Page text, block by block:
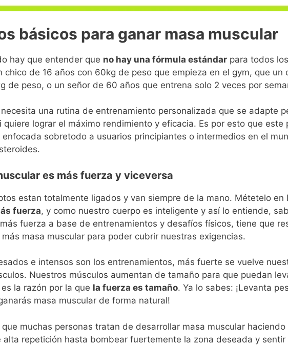
básicos para ganar masa muscular
hay que entender que no hay una fórmula estándar para todos
chico de 16 años con 60kg de peso que empieza en el gym, que un
de peso, o un señor de 60 años que entrena solo 2 veces por
una rutina de entrenamiento personalizada que se adapte
quiere lograr el máximo rendimiento y eficacia. Es por esto que este
sobretodo a usuarios principiantes o intermedios en el
es más fuerza y viceversa
estan totalmente ligados y van siempre de la mano. Métetelo en
fuerza, y como nuestro cuerpo es inteligente y así lo entiende,
fuerza a base de entrenamientos y desafíos físicos, tiene que
masa muscular para poder cubrir nuestras exigencias.
​​e intensos son los entrenamientos, más fuerte se vuelve
Nuestros músculos aumentan de tamaño para que puedan
es la razón por la que la fuerza es tamaño. Ya lo sabes: ¡Levanta
masa muscular de forma natural!
muchas personas tratan de desarrollar masa muscular haciendo
alta repetición hasta bombear fuertemente la zona deseada y sentir